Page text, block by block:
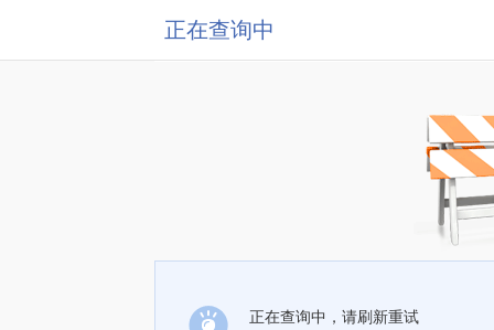
正在查询中
正在查询中，请刷新重试